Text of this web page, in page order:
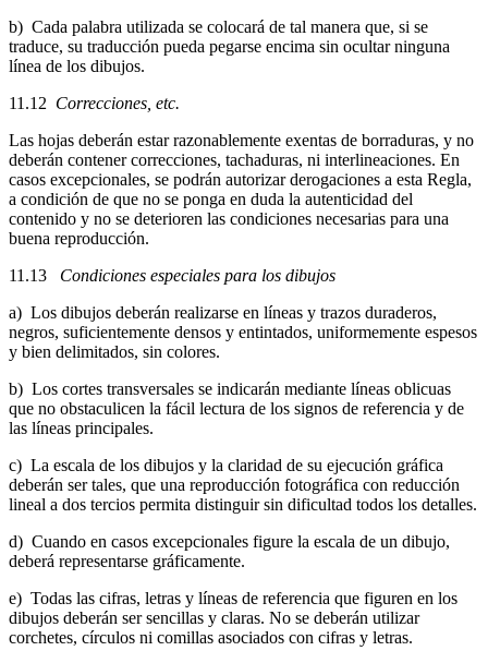
b) Cada palabra utilizada se colocará de tal manera que, si se
traduce, su traducción pueda pegarse encima sin ocultar ninguna
línea de los dibujos.
11.12 Correcciones, etc.
Las hojas deberán estar razonablemente exentas de borraduras, y no
deberán contener correcciones, tachaduras, ni interlineaciones. En
casos excepcionales, se podrán autorizar derogaciones a esta Regla,
a condición de que no se ponga en duda la autenticidad del
contenido y no se deterioren las condiciones necesarias para una
buena reproducción.
11.13 Condiciones especiales para los dibujos
a) Los dibujos deberán realizarse en líneas y trazos duraderos,
negros, suficientemente densos y entintados, uniformemente espesos
y bien delimitados, sin colores.
b) Los cortes transversales se indicarán mediante líneas oblicuas
que no obstaculicen la fácil lectura de los signos de referencia y de
las líneas principales.
c) La escala de los dibujos y la claridad de su ejecución gráfica
deberán ser tales, que una reproducción fotográfica con reducción
lineal a dos tercios permita distinguir sin dificultad todos los detalles.
d) Cuando en casos excepcionales figure la escala de un dibujo,
deberá representarse gráficamente.
e) Todas las cifras, letras y líneas de referencia que figuren en los
dibujos deberán ser sencillas y claras. No se deberán utilizar
corchetes, círculos ni comillas asociados con cifras y letras.